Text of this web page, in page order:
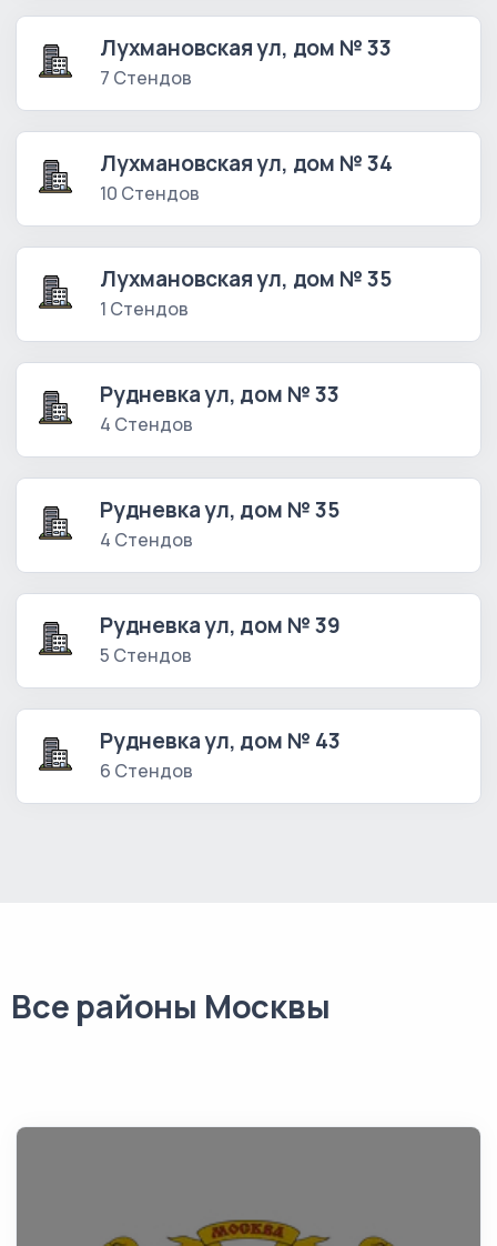
Лухмановская ул, дом № 33
7 Стендов
Лухмановская ул, дом № 34
10 Стендов
Лухмановская ул, дом № 35
1 Стендов
Рудневка ул, дом № 33
4 Стендов
Рудневка ул, дом № 35
4 Стендов
Рудневка ул, дом № 39
5 Стендов
Рудневка ул, дом № 43
6 Стендов
Все районы Москвы